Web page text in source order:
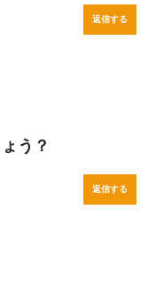
返信する
う？
返信する